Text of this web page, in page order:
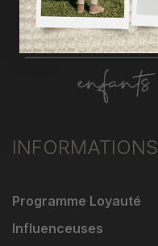
INFORMATIONS
Programme Loyauté
Influenceuses